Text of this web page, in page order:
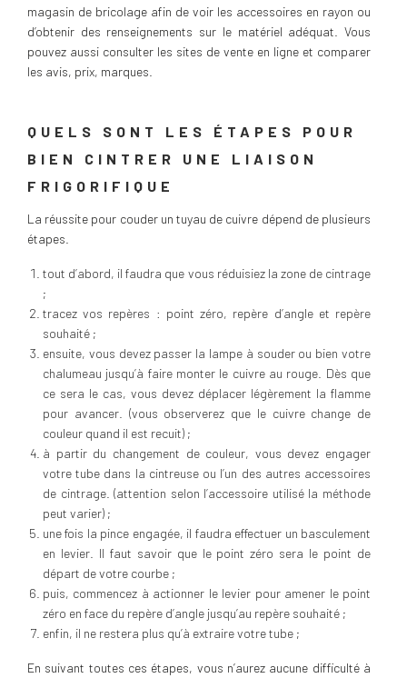
magasin de bricolage afin de voir les accessoires en rayon ou
d’obtenir des renseignements sur le matériel adéquat. Vous
pouvez aussi consulter les sites de vente en ligne et comparer
les avis, prix, marques.
QUELS SONT LES ÉTAPES POUR
BIEN CINTRER UNE LIAISON
FRIGORIFIQUE
La réussite pour couder un tuyau de cuivre dépend de plusieurs
étapes.
tout d’abord, il faudra que vous réduisiez la zone de cintrage
;
tracez vos repères : point zéro, repère d’angle et repère
souhaité ;
ensuite, vous devez passer la lampe à souder ou bien votre
chalumeau jusqu’à faire monter le cuivre au rouge. Dès que
ce sera le cas, vous devez déplacer légèrement la flamme
pour avancer. (vous observerez que le cuivre change de
couleur quand il est recuit) ;
à partir du changement de couleur, vous devez engager
votre tube dans la cintreuse ou l’un des autres accessoires
de cintrage. (attention selon l’accessoire utilisé la méthode
peut varier) ;
une fois la pince engagée, il faudra effectuer un basculement
en levier. Il faut savoir que le point zéro sera le point de
départ de votre courbe ;
puis, commencez à actionner le levier pour amener le point
zéro en face du repère d’angle jusqu’au repère souhaité ;
enfin, il ne restera plus qu’à extraire votre tube ;
En suivant toutes ces étapes, vous n’aurez aucune difficulté à